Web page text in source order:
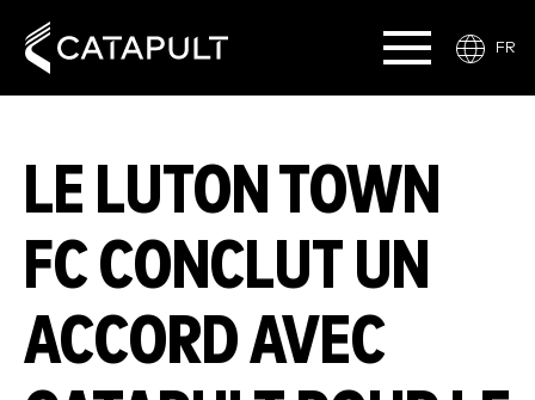
FR
LE LUTON TOWN
FC CONCLUT UN
ACCORD AVEC